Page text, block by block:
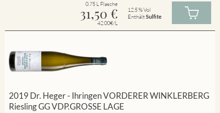
0.75 L Flasche
31,50 €
42.00€/L
12.5 % Vol
EnthältSulfite
2019 Dr. Heger - Ihringen VORDERER WINKLERBERG
Riesling GG VDP.GROSSE LAGE